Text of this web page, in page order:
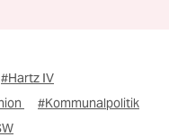
#Hartz IV
#Kommunalpolitik